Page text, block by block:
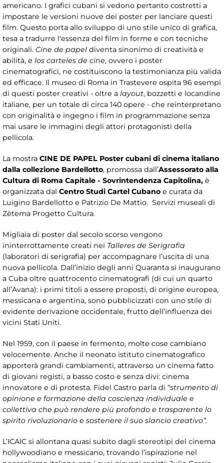
americano. I grafici cubani si vedono pertanto costretti a
impostare le versioni nuove dei poster per lanciare questi
film. Questo porta allo sviluppo di uno stile unico di grafica,
tesa a tradurre l'essenza del film in forme e con tecniche
originali. Cine de papel diventa sinonimo di creatività e
abilità, e los carteles de cine, ovvero i poster
cinematografici, ne costituiscono la testimonianza più valida
ed efficace. Il museo di Roma in Trastevere ospita 96 esempi
di questi poster creativi - oltre a layout, bozzetti e locandine
italiane, per un totale di circa 140 opere - che reinterpretano
con originalità e ingegno i film in programmazione senza
mai usare le immagini degli attori protagonisti della
pellicola.
La mostra CINE DE PAPEL Poster cubani di cinema italiano
dalla collezione Bardellotto, promossa dall’Assessorato alla
Cultura di Roma Capitale - Sovrintendenza Capitolina, è
organizzata dal Centro Studi Cartel Cubano e curata da
Luigino Bardellotto e Patrizio De Mattio. Servizi museali di
Zètema Progetto Cultura.
Migliaia di poster dal secolo scorso vengono
ininterrottamente creati nei Talleres de Serigrafia
(laboratori di serigrafia) per accompagnare l’uscita di una
nuova pellicola. Dall’inizio degli anni Quaranta si inaugurano
a Cuba oltre quattrocento cinematografi (di cui un quarto
all’Avana): i primi titoli a essere proposti, di origine europea,
messicana e argentina, sono pubblicizzati con uno stile di
evidente derivazione occidentale, frutto dell’influenza dei
vicini Stati Uniti.
Nel 1959, con il paese in fermento, molte cose cambiano
velocemente. Anche il neonato istituto cinematografico
apporterà grandi cambiamenti, attraverso un cinema fatto
di giovani registi, a basso costo e senza divi: cinema
innovatore e di protesta. Fidel Castro parla di “strumento di
opinione e formazione della coscienza individuale e
collettiva che può rendere più profondo e trasparente lo
spirito rivoluzionario e sostenere il suo slancio creativo”.
L’ICAIC si allontana quasi subito dagli stereotipi del cinema
hollywoodiano e messicano, trovando l’ispirazione nel